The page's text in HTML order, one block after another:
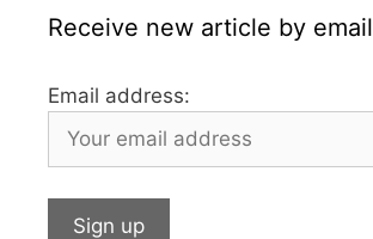
Receive new article by email
Email address: